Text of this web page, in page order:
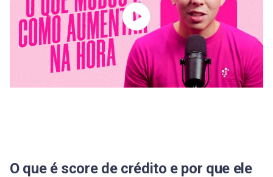
Perguntas frequentes sobre queda do score
Por que o meu score caiu?
Por que a consulta de CPF abaixa o score?
Como subir 300 pontos no score?
O que é score de crédito e por que ele